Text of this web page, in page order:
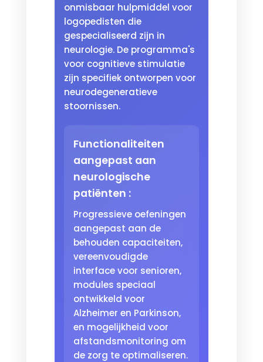
onmisbaar hulpmiddel voor
logopedisten die
gespecialiseerd zijn in
neurologie. De programma's
voor cognitieve stimulatie
zijn specifiek ontworpen voor
neurodegeneratieve
stoornissen.
Functionaliteiten
aangepast aan
neurologische
patiënten :
Progressieve oefeningen
aangepast aan de
behouden capaciteiten,
vereenvoudigde
interface voor senioren,
modules speciaal
ontwikkeld voor
Alzheimer en Parkinson,
en mogelijkheid voor
afstandsmonitoring om
de zorg te optimaliseren.